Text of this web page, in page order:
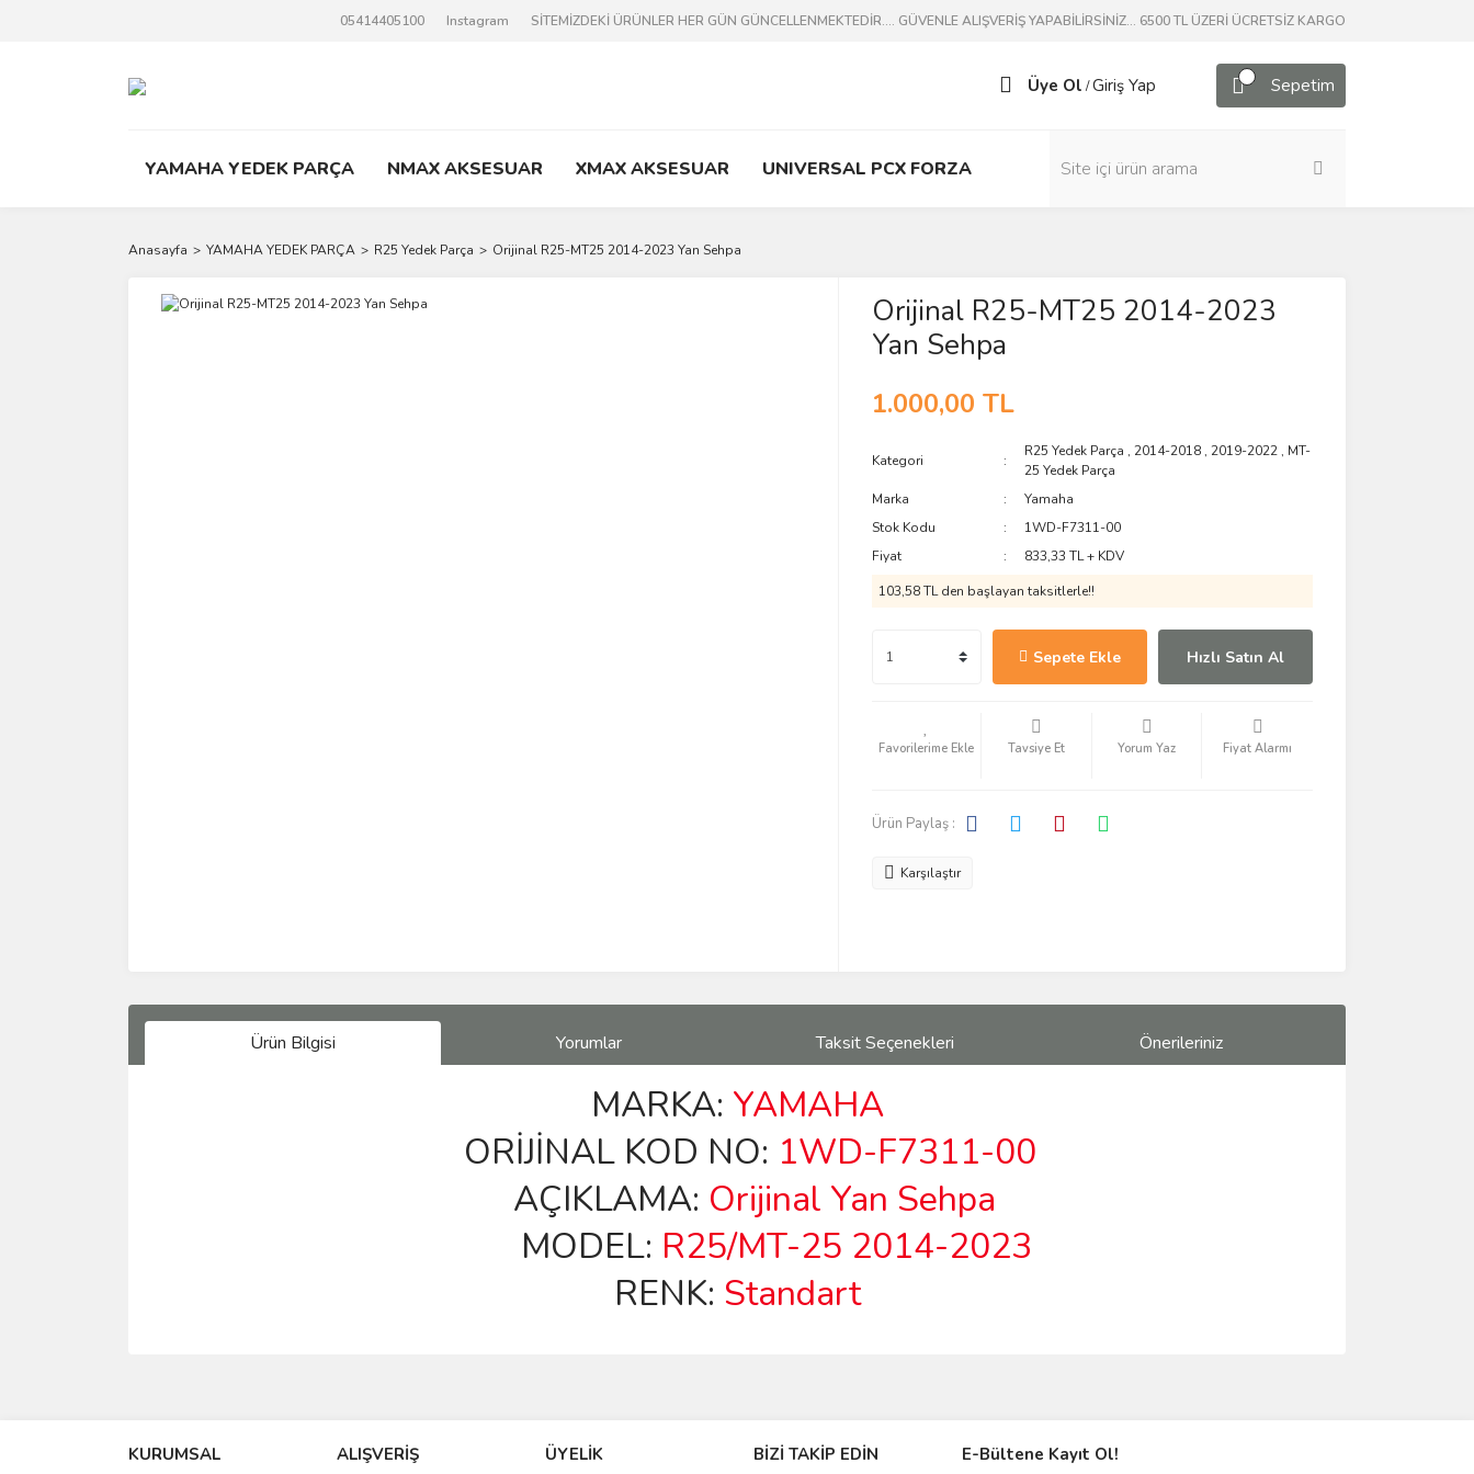
05414405100 Instagram SİTEMİZDEKİ ÜRÜNLER HER GÜN GÜNCELLENMEKTEDİR.... GÜVENLE ALIŞVERİŞ YAPABİLİRSİNİZ... 6500 TL ÜZERİ ÜCRETSİZ KARGO
Üye Ol /Giriş Yap Sepetim
YAMAHA YEDEK PARÇA NMAX AKSESUAR XMAX AKSESUAR UNIVERSAL PCX FORZA
Anasayfa YAMAHA YEDEK PARÇA R25 Yedek Parça Orijinal R25-MT25 2014-2023 Yan Sehpa
Orijinal R25-MT25 2014-2023
Yan Sehpa
1.000,00 TL
Kategori
R25 Yedek Parça ,2014-2018 ,2019-2022 , MT-
25 Yedek Parça
Marka
Yamaha
Stok Kodu
1WD-F7311-00
Fiyat
833,33 TL + KDV
103,58 TL den başlayan taksitlerle!!
Sepete Ekle Hızlı Satın Al
Tavsiye Et Yorum Yaz Fiyat Alarmı
Ürün Paylaş :
Karşılaştır
Ürün Bilgisi Yorumlar Taksit Seçenekleri Önerileriniz
MARKA: YAMAHA
ORİJİNAL KOD NO: 1WD-F7311-00
AÇIKLAMA: Orijinal Yan Sehpa
MODEL: R25/MT-25 2014-2023
RENK: Standart
Ürün resmi kalitesiz, bozuk veya görüntülenemiyor.
KURUMSAL ALIŞVERİŞ ÜYELİK BİZİ TAKİP EDİN E-Bültene Kayıt Ol!